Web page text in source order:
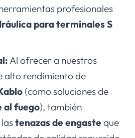
profesionales
para terminales S
Al ofrecer a nuestros
alto rendimiento de
(como soluciones de
al fuego), también
tenazas de engaste que